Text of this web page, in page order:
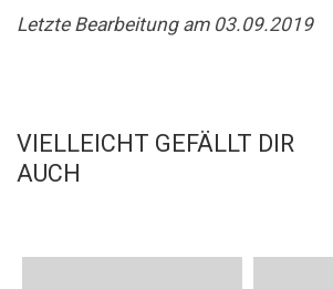
Letzte Bearbeitung am 03.09.2019
VIELLEICHT GEFÄLLT DIR
AUCH